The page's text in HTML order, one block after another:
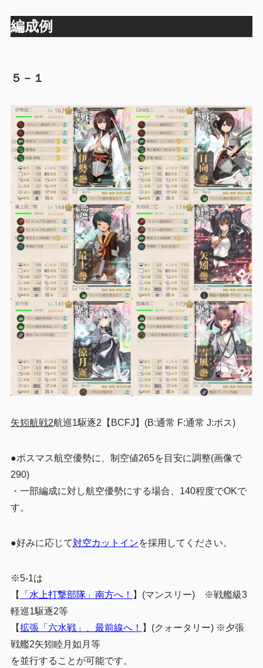
編成例
５－１
矢矧航戦2航巡1駆逐2 【BCFJ】(B:通常 F:通常 J:ボス)
●ボスマス航空優勢に、制空値265を目安に調整(画像で
290)
・一部編成に対し航空優勢にする場合、140程度でOKで
す。
●好みに応じて対空カットインを採用してください。
※5-1は
【
「水上打撃部隊」南方へ！ 】(マンスリー) ※戦艦級3
軽巡1駆逐2等
【拡張「六水戦」、最前線へ！ 】(クォータリー) ※夕張
戦艦2矢矧睦月如月等
を並行することが可能です。